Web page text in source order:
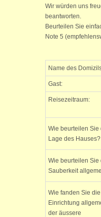
Wir würden uns
beantworten.
Beurteilen Sie
Note 5
Name des
Gast:
Reisezeitraum:
Wie beurteilen Sie
Lage des Hauses?
Wie beurteilen Sie
Sauberkeit
Wie fanden Sie die
Einrichtung
der äussere